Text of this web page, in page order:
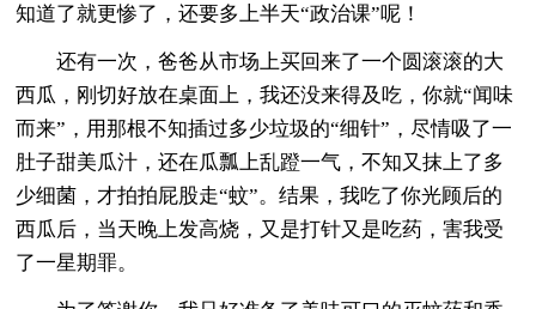
知道了就更惨了，还要多上半天“政治课”呢！
还有一次，爸爸从市场上买回来了一个圆滚滚的大
西瓜，刚切好放在桌面上，我还没来得及吃，你就“闻味
而来”，用那根不知插过多少垃圾的“细针”，尽情吸了一
肚子甜美瓜汁，还在瓜瓢上乱蹬一气，不知又抹上了多
少细菌，才拍拍屁股走“蚊”。结果，我吃了你光顾后的
西瓜后，当天晚上发高烧，又是打针又是吃药，害我受
了一星期罪。